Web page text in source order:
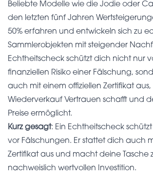
Beliebte Modelle wie die Jodie oder
den letzten fünf Jahren
50% erfahren und entwickeln sich zu
Sammlerobjekten mit steigender
Echtheitscheck schützt dich nicht nur
finanziellen Risiko einer Fälschung,
auch mit einem offiziellen Zertifikat
Wiederverkauf Vertrauen schafft und
Preise ermöglicht.
Kurz gesagt: Ein Echtheitscheck
vor Fälschungen. Er stattet dich auch
Zertifikat aus und macht deine Tasche
nachweislich wertvollen Investition.